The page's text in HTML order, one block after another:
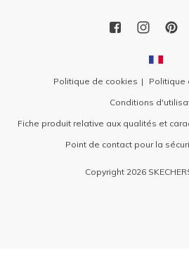
Politique de cookies
Politique
Conditions
Fiche produit relative aux qualités et
Point de contact pour la
Copyright 2026